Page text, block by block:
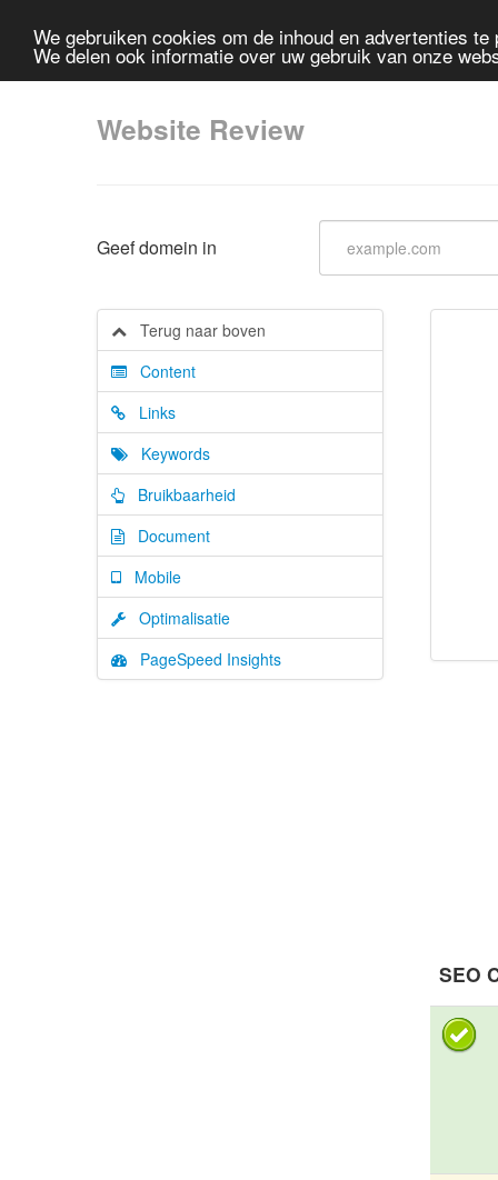
We gebruiken cookies om de inhoud en advertenties
We delen ook informatie over uw gebruik van onze
Website Review
Geef domein in
Terug naar boven
Content
Links
Keywords
Bruikbaarheid
Document
Mobile
Optimalisatie
PageSpeed Insights
SEO